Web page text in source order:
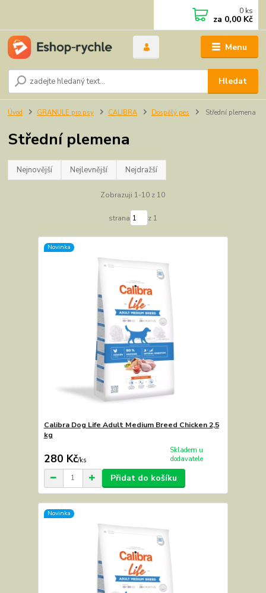
Menu
Hledat
0 ks
za 0,00 Kč
Úvod GRANULE pro psy CALIBRA Dospělý pes Střední plemena
Střední plemena
Nejnovější Nejlevnější Nejdražší
Zobrazuji 1-10 z 10
strana z 1
Novinka
Calibra Dog Life Adult Medium Breed Chicken 2,5
kg
280 Kč/ks
Skladem u
dodavatele
Přidat do košíku
Novinka